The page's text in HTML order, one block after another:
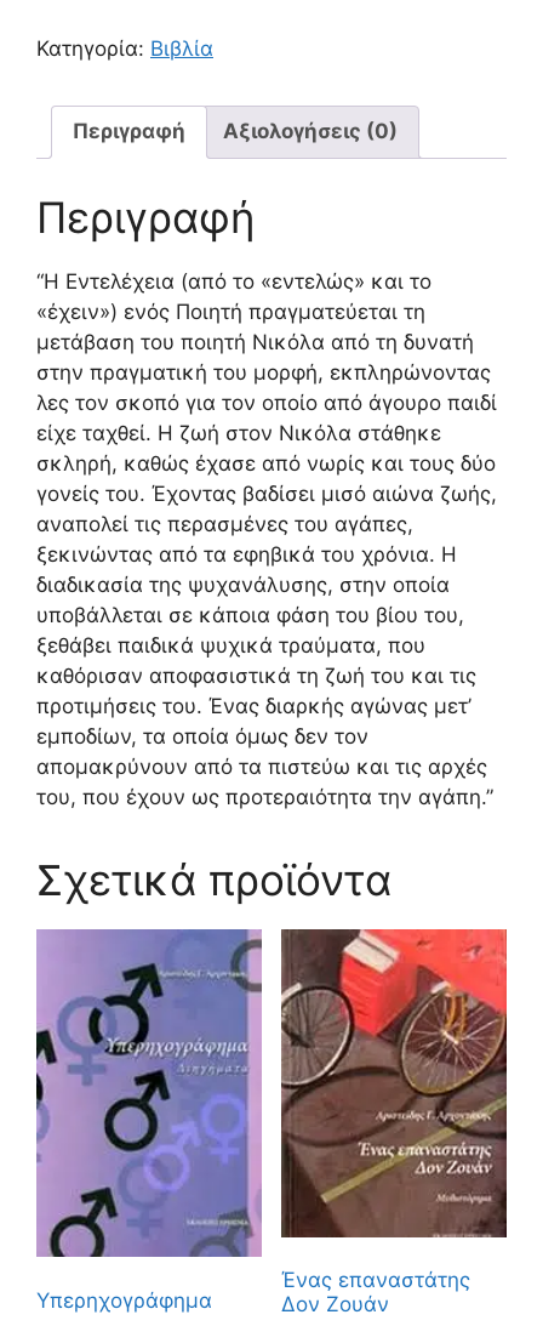
ποιητή
Κατηγορία: Βιβλία
Περιγραφή Αξιολογήσεις (0)
Περιγραφή
“Η Εντελέχεια (από το «εντελώς» και το
«έχειν») ενός Ποιητή πραγματεύεται τη
μετάβαση του ποιητή Νικόλα από τη δυνατή
στην πραγματική του μορφή, εκπληρώνοντας
λες τον σκοπό για τον οποίο από άγουρο παιδί
είχε ταχθεί. Η ζωή στον Νικόλα στάθηκε
σκληρή, καθώς έχασε από νωρίς και τους δύο
γονείς του. Έχοντας βαδίσει μισό αιώνα ζωής,
αναπολεί τις περασμένες του αγάπες,
ξεκινώντας από τα εφηβικά του χρόνια. Η
διαδικασία της ψυχανάλυσης, στην οποία
υποβάλλεται σε κάποια φάση του βίου του,
ξεθάβει παιδικά ψυχικά τραύματα, που
καθόρισαν αποφασιστικά τη ζωή του και τις
προτιμήσεις του. Ένας διαρκής αγώνας μετ’
εμποδίων, τα οποία όμως δεν τον
απομακρύνουν από τα πιστεύω και τις αρχές
του, που έχουν ως προτεραιότητα την αγάπη.”
Σχετικά προϊόντα
Υπερηχογράφημα
Ένας επαναστάτης
Δον Ζουάν